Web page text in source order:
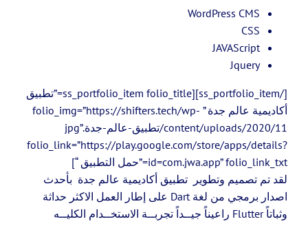
WordPress CMS
CSS
JAVAScript
Jquery
[/ss_portfolio_item][ss_portfolio_item folio_title=”تطبيق
أكاديمية عالم جدة ” folio_img=”https://shifters.tech/wp-
content/uploads/2020/11/تطبيق-عالم-جدة.jpg”
folio_link=”https://play.google.com/store/apps/details?
id=com.jwa.app” folio_link_txt=”حمل التطبيق “]
لقد تم تصميم وتطوير تطبيق أكاديمية عالم جدة بأحدث
اصدار برمجي من لغة Dart على إطار العمل الاكثر حداثة
وثباتاً Flutter راعيناً جيــداً تجربــة الاستخــدام الكليــه